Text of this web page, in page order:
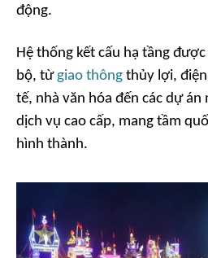
động.
Hệ thống kết cấu hạ tầng
bộ, từgiao thông thủy lợi,
tế, nhà văn hóa đến các dự
dịch vụ cao cấp, mang tầm
hình thành.